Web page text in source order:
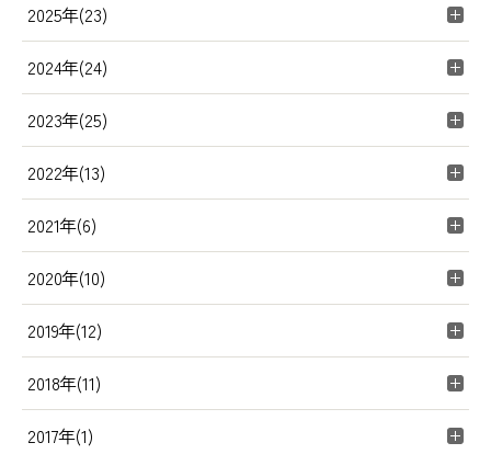
2025年(23)
2024年(24)
2023年(25)
2022年(13)
2021年(6)
2020年(10)
2019年(12)
2018年(11)
2017年(1)